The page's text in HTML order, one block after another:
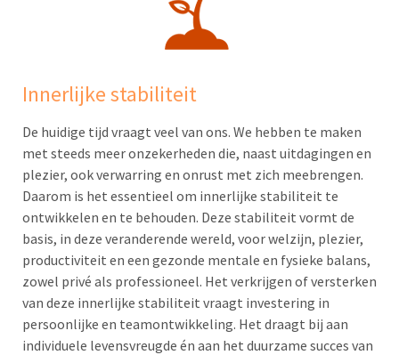
Innerlijke stabiliteit
De huidige tijd vraagt veel van ons. We hebben te maken
met steeds meer onzekerheden die, naast uitdagingen en
plezier, ook verwarring en onrust met zich meebrengen.
Daarom is het essentieel om innerlijke stabiliteit te
ontwikkelen en te behouden. Deze stabiliteit vormt de
basis, in deze veranderende wereld, voor welzijn, plezier,
productiviteit en een gezonde mentale en fysieke balans,
zowel privé als professioneel. Het verkrijgen of versterken
van deze innerlijke stabiliteit vraagt investering in
persoonlijke en teamontwikkeling. Het draagt bij aan
individuele levensvreugde én aan het duurzame succes van